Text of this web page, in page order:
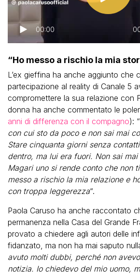
00:00
“Ho messo a rischio la mia
L’ex gieffina ha anche aggiunto che
partecipazione al reality di Canale 5
compromettere la sua relazione con
donna ha anche commentato le
anni di differenza con il compagno): “
con cui sto da poco e non sai mai
Stare cinquanta giorni senza
dentro, ma lui era fuori. Non sai
Magari uno si rende conto che non
messo a rischio la mia relazione e
con troppa leggerezza“.
Paola Caruso ha anche raccontato
permanenza nella Casa del Grande
provato a chiedere agli autori delle
fidanzato, ma non ha mai saputo
avuto molti dubbi, perché non
notizia. Io chiedevo del mio uomo,